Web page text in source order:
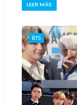
LEER MÁS
BTS